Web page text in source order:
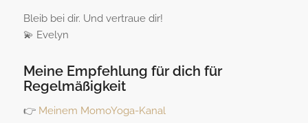
Bleib bei dir. Und vertraue dir!
💫 Evelyn
Meine Empfehlung für dich für
Regelmäßigkeit
👉 Meinem MomoYoga-Kanal